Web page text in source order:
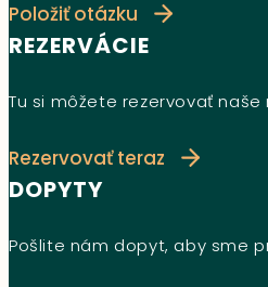
Položiť otázku
REZERVÁCIE
Tu si môžete rezervovať
Rezervovať teraz
DOPYTY
Pošlite nám dopyt, aby sme